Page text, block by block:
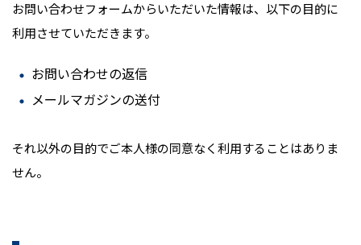
お問い合わせフォームからいただいた情報は、以下の目的に
利用させていただきます。
お問い合わせの返信
メールマガジンの送付
それ以外の目的でご本人様の同意なく利用することはありま
せん。